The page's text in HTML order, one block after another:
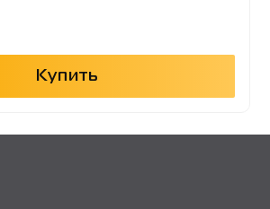
Купить